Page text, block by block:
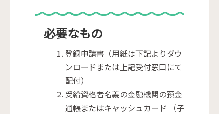
必要なもの
登録申請書（用紙は下記よりダウ
ンロードまたは上記受付窓口にて
配付）​​​​​​
受給資格者名義の金融機関の預金
通帳またはキャッシュカード （子